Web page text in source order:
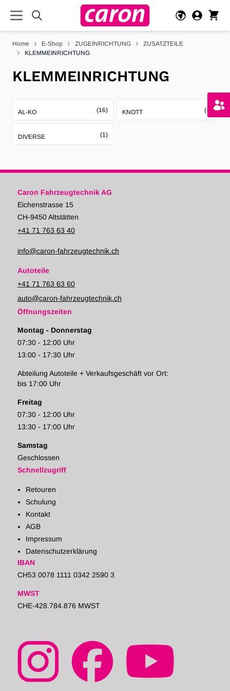
Home E-Shop ZUGEINRICHTUNG
ZUSATZTEILE
KLEMMEINRICHTUNG
KLEMMEINRICHTUNG
AL-KO (16) KNOTT (9)
DIVERSE (1)
Caron Fahrzeugtechnik AG
Eichenstrasse 15
CH-9450 Altstätten
+41 71 763 63 40
info@caron-fahrzeugtechnik.ch
Autoteile
+41 71 763 63 60
auto@caron-fahrzeugtechnik.ch
Öffnungszeiten
Montag - Donnerstag
07:30 - 12:00 Uhr
13:00 - 17:30 Uhr
Abteilung Autoteile + Verkaufsgeschäft vor Ort:
bis 17:00 Uhr
Freitag
07:30 - 12:00 Uhr
13:30 - 17:00 Uhr
Samstag
Geschlossen
Schnellzugriff
Retouren
Schulung
Kontakt
AGB
Impressum
Datenschutzerklärung
IBAN
CH53 0078 1111 0342 2590 3
MWST
CHE-428.784.876 MWST